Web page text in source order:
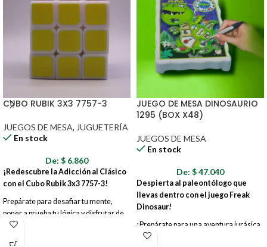
CUBO RUBIK 3X3 7757-3
JUEGOS DE MESA, JUGUETERÍA
En stock
De: $ 6.860
¡Redescubre la Adicción al Clásico
con el Cubo Rubik 3x3 7757-3!
Prepárate para desafiar tu mente,
poner a prueba tu lógica y disfrutar de
horas de entretenimiento con el
JUEGO DE MESA DINOSAURIO
1295 (BOX X48)
JUEGOS DE MESA
En stock
De: $47.040
Despierta al paleontólogo que
llevas dentro con el juego Freak
Dinosaur!
¡Prepárate para una aventura jurásica
llena de diversión y desafíos! Con este